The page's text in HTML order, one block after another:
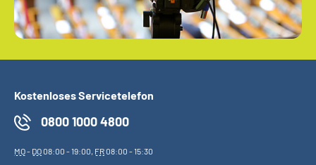
Kostenloses Servicetelefon
0800 1000 4800
MO- DO08:00 - 19:00, FR08:00 - 15:30